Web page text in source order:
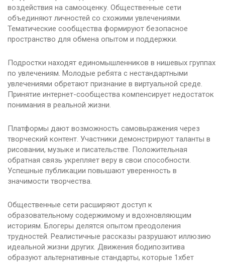
воздействия на самооценку. Общественные сети
объединяют личностей со схожими увлечениями.
Тематические сообщества формируют безопасное
пространство для обмена опытом и поддержки.
Подростки находят единомышленников в нишевых группах
по увлечениям. Молодые ребята с нестандартными
увлечениями обретают признание в виртуальной среде.
Принятие интернет-сообщества компенсирует недостаток
понимания в реальной жизни.
Платформы дают возможность самовыражения через
творческий контент. Участники демонстрируют таланты в
рисовании, музыке и писательстве. Положительная
обратная связь укрепляет веру в свои способности.
Успешные публикации повышают уверенность в
значимости творчества.
Общественные сети расширяют доступ к
образовательному содержимому и вдохновляющим
историям. Блогеры делятся опытом преодоления
трудностей. Реалистичные рассказы разрушают иллюзию
идеальной жизни других. Движения бодипозитива
образуют альтернативные стандарты, которые 1хбет